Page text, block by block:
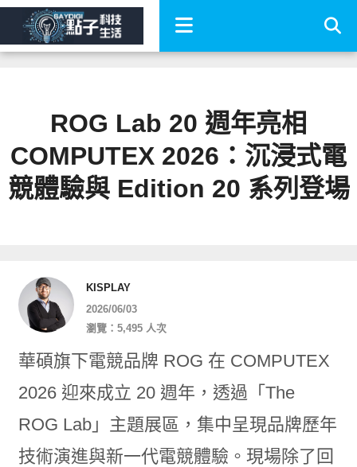
ROG Lab 20 週年亮相
COMPUTEX 2026：沉浸式電
競體驗與 Edition 20 系列登場
KISPLAY
2026/06/03
瀏覽：5,495 人次
華碩旗下電競品牌 ROG 在 COMPUTEX
2026 迎來成立 20 週年，透過「The
ROG Lab」主題展區，集中呈現品牌歷年
技術演進與新一代電競體驗。現場除了回